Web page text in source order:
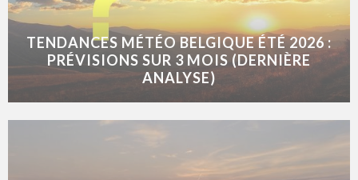
TENDANCES MÉTÉO BELGIQUE ÉTÉ 2026 :
PRÉVISIONS SUR 3 MOIS (DERNIÈRE
ANALYSE)